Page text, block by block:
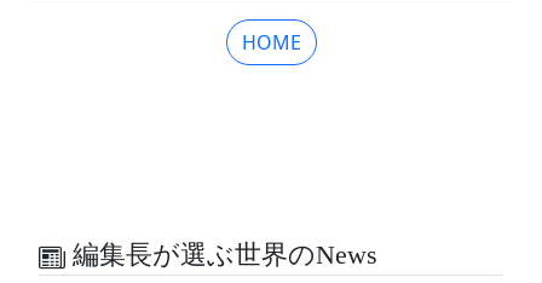
HOME
編集長が選ぶ世界のNews